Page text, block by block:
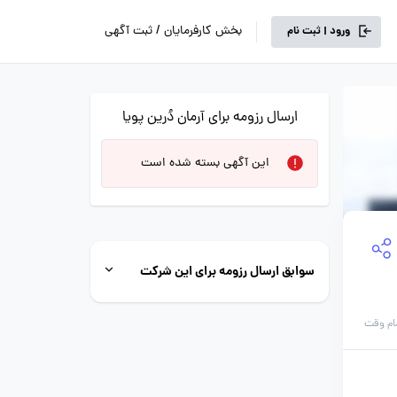
ورود | ثبت نام بخش کارفرمایان / ثبت آگهی
وقت
ارسال رزومه برای آرمان دُرین پویا
این آگهی بسته شده است
سوابق ارسال رزومه برای این شرکت